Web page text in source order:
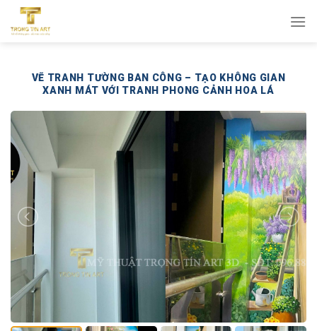
qua
VẼ TRANH TƯỜNG BAN CÔNG – TẠO KHÔNG GIAN
XANH MÁT VỚI TRANH PHONG CẢNH HOA LÁ